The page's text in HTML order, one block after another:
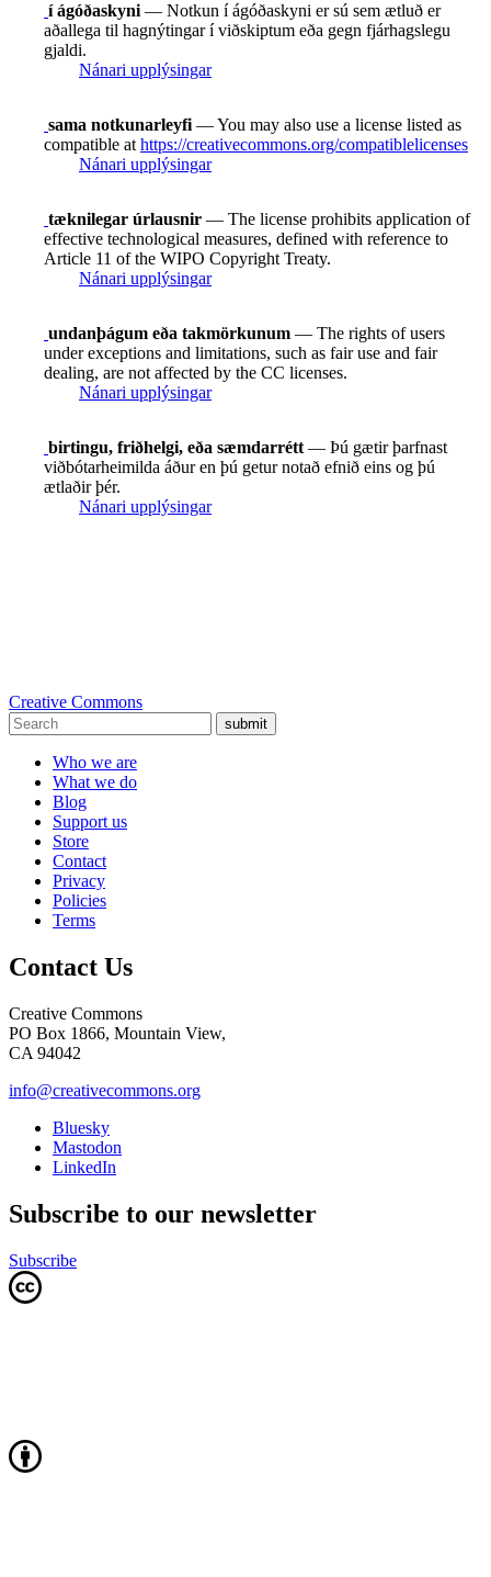
í ágóðaskyni — Notkun í ágóðaskyni er sú sem ætluð er
aðallega til hagnýtingar í viðskiptum eða gegn fjárhagslegu
gjaldi.
Nánari upplýsingar
sama notkunarleyfi — You may also use a license listed as
compatible at https://creativecommons.org/compatiblelicenses
Nánari upplýsingar
tæknilegar úrlausnir — The license prohibits application of
effective technological measures, defined with reference to
Article 11 of the WIPO Copyright Treaty.
Nánari upplýsingar
undanþágum eða takmörkunum — The rights of users
under exceptions and limitations, such as fair use and fair
dealing, are not affected by the CC licenses.
Nánari upplýsingar
birtingu, friðhelgi, eða sæmdarrétt — Þú gætir þarfnast
viðbótarheimilda áður en þú getur notað efnið eins og þú
ætlaðir þér.
Nánari upplýsingar
Creative Commons
submit
Who we are
What we do
Blog
Support us
Store
Contact
Privacy
Policies
Terms
Contact Us
Creative Commons
PO Box 1866, Mountain View,
CA 94042
info@creativecommons.org
Bluesky
Mastodon
LinkedIn
Subscribe to our newsletter
Subscribe